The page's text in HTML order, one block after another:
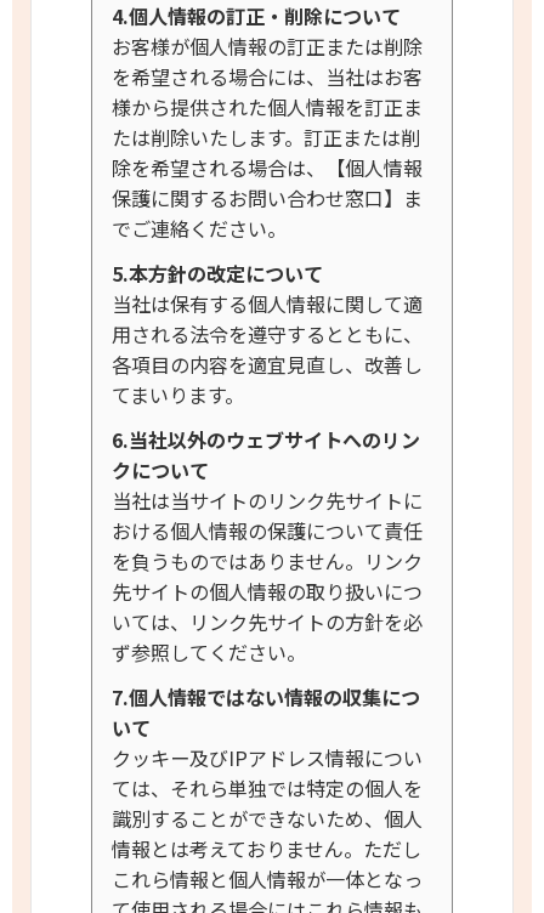
4.個人情報の訂正・削除について
お客様が個人情報の訂正または削除
を希望される場合には、当社はお客
様から提供された個人情報を訂正ま
たは削除いたします。訂正または削
除を希望される場合は、【個人情報
保護に関するお問い合わせ窓口】ま
でご連絡ください。
5.本方針の改定について
当社は保有する個人情報に関して適
用される法令を遵守するとともに、
各項目の内容を適宜見直し、改善し
てまいります。
6.当社以外のウェブサイトへのリン
クについて
当社は当サイトのリンク先サイトに
おける個人情報の保護について責任
を負うものではありません。リンク
先サイトの個人情報の取り扱いにつ
いては、リンク先サイトの方針を必
ず参照してください。
7.個人情報ではない情報の収集につ
いて
クッキー及びIPアドレス情報につい
ては、それら単独では特定の個人を
識別することができないため、個人
情報とは考えておりません。 ただし
これら情報と個人情報が一体となっ